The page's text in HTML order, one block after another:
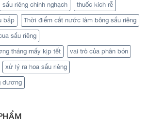
sầu riêng chính nghạch thuốc kích rễ
bắp Thời điểm cắt nước làm bông sầu riêng
sầu riêng
tháng mấy kịp tết vai trò của phân bón
xử lý ra hoa sầu riêng
dương